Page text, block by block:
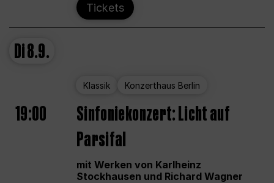
Tickets
Di8.9.
Klassik Konzerthaus Berlin
19:00
Sinfoniekonzert: Licht auf
Parsifal
mit Werken von Karlheinz
Stockhausen und Richard Wagner